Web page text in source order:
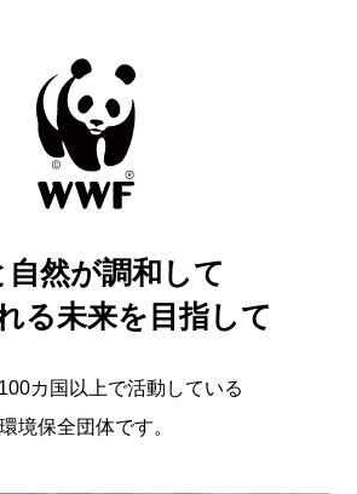
自然が調和して
る未来を目指して
カ国以上で活動している
環境保全団体です。